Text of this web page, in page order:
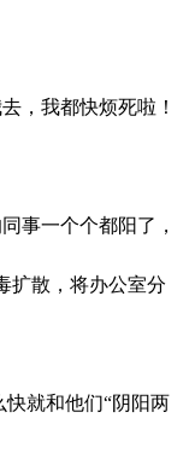
，我都快烦死啦！
事一个个都阳了，
扩散，将办公室分
快就和他们“阴阳两